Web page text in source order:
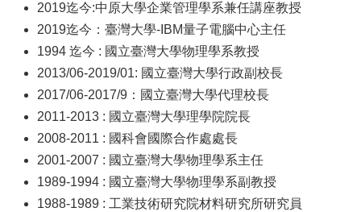
程
學
生
事
務
2019迄今:中原大學企業管理學系兼任講座教授
2019迄今：臺灣大學-IBM量子電腦中心主任
1994 迄今 : 國立臺灣大學物理學系教授
2013/06-2019/01: 國立臺灣大學行政副校長
2017/06-2017/9：國立臺灣大學代理校長
2011-2013 : 國立臺灣大學理學院院長
2008-2011 : 國科會國際合作處處長
2001-2007 : 國立臺灣大學物理學系主任
1989-1994 : 國立臺灣大學物理學系副教授
1988-1989 : 工業技術研究院材料研究所研究員